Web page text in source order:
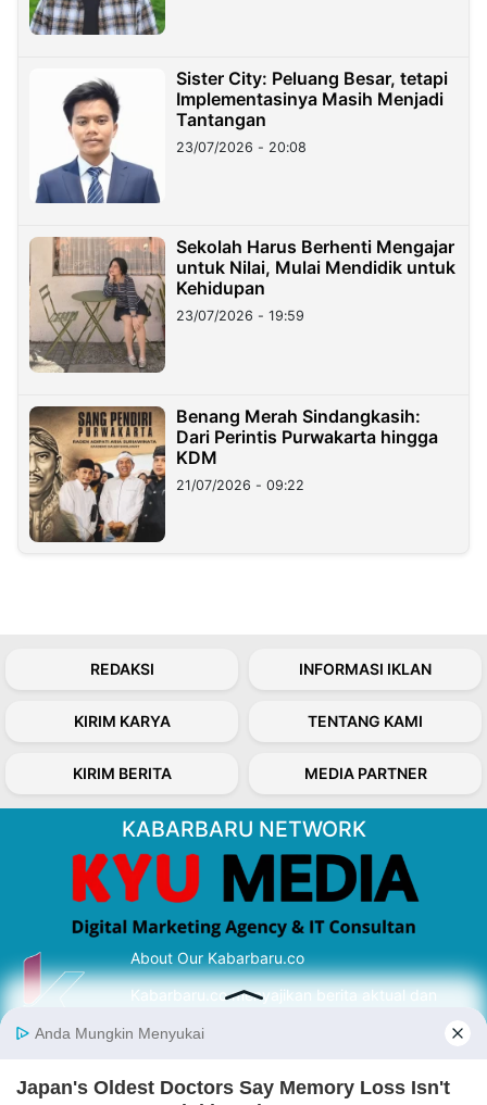
Sister City: Peluang Besar, tetapi
Implementasinya Masih Menjadi
Tantangan
23/07/2026 - 20:08
Sekolah Harus Berhenti Mengajar
untuk Nilai, Mulai Mendidik untuk
Kehidupan
23/07/2026 - 19:59
Benang Merah Sindangkasih:
Dari Perintis Purwakarta hingga
KDM
21/07/2026 - 09:22
REDAKSI INFORMASI IKLAN
KIRIM KARYA TENTANG KAMI
KIRIM BERITA MEDIA PARTNER
KABARBARU NETWORK
About Our Kabarbaru.co
Kabarbaru.co menyajikan berita aktual dan
serta terverifikasi dari sumber yang tepat.
Follow Kabarbaru